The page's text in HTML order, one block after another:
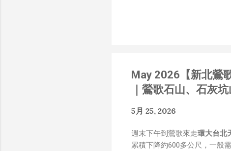
扛、散佈同事私生活謠言，
了！） 一件理論上可以做
什麼都變成黑科技了（多
是政府不讓你普通老百姓
Ray-Ban Meta 的智慧眼鏡
能是透過 WiFi P2P 或
May 2026【新北鶯
｜鶯歌石山、石灰
5月 25, 2026
週末下午到鶯歌來走環大台北
累積下降約600多公尺，一般